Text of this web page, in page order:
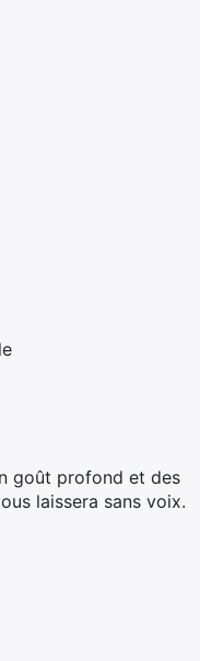
goût profond et des
laissera sans voix.